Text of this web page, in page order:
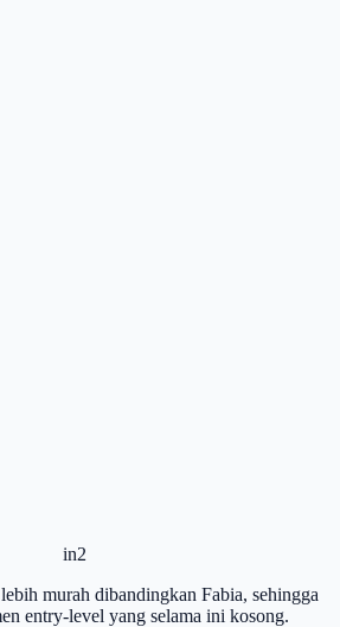
in2
murah dibandingkan Fabia, sehingga
entry-level yang selama ini kosong.